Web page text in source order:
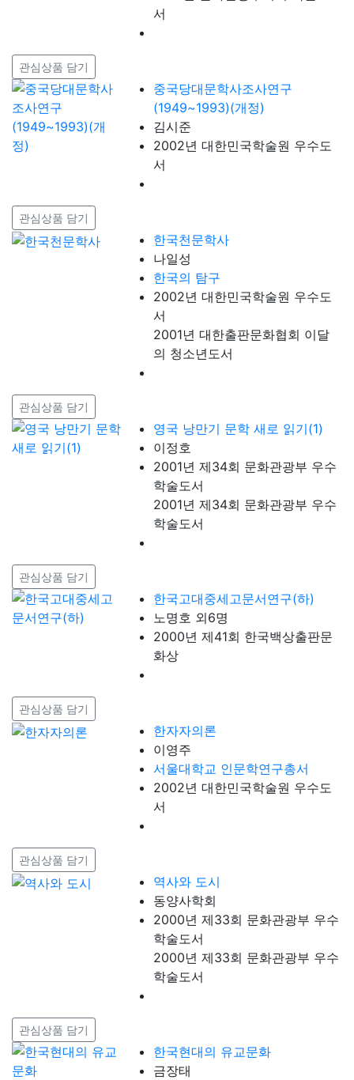
서
관심상품 담기
중국당대문학사조사연구
(1949~1993)(개정)
김시준
2002년 대한민국학술원 우수도
서
관심상품 담기
한국천문학사
나일성
한국의 탐구
2002년 대한민국학술원 우수도
서
2001년 대한출판문화협회 이달
의 청소년도서
관심상품 담기
영국 낭만기 문학 새로 읽기(1)
이정호
2001년 제34회 문화관광부 우수
학술도서
2001년 제34회 문화관광부 우수
학술도서
관심상품 담기
한국고대중세고문서연구(하)
노명호 외6명
2000년 제41회 한국백상출판문
화상
관심상품 담기
한자자의론
이영주
서울대학교 인문학연구총서
2002년 대한민국학술원 우수도
서
관심상품 담기
역사와 도시
동양사학회
2000년 제33회 문화관광부 우수
학술도서
2000년 제33회 문화관광부 우수
학술도서
관심상품 담기
한국현대의 유교문화
금장태